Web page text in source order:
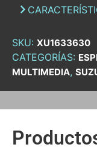
SKU: XU1633630
CATEGORÍAS:
MULTIMEDIA,